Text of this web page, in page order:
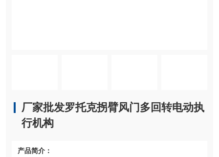
厂家批发罗托克拐臂风门多回转电动执
行机构
产品简介：